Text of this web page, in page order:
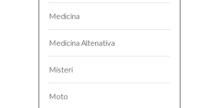
Medicina
Medicina Altenativa
Misteri
Moto